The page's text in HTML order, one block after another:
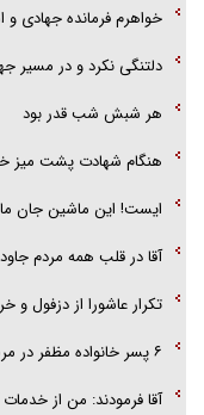
خواهرم فرمانده جهادی
دلتنگی نکرد و در مسیر
هر شبش شب قدر بود
هنگام شهادت پشت میز
ایست! این ماشین جان ما
آقا در قلب همه مردم
تکرار عاشورا از دزفول و
۶ پسر خانواده مظفر در مرصاد جنگیدند
آقا فرمودند: من از